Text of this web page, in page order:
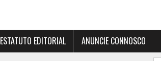
ESTATUTO EDITORIAL ANUNCIE CONNOSCO